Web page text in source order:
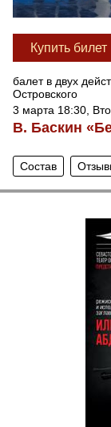
Купить билет
балет в двух
Островского
3 марта 18:30,
В. Баскин
Состав